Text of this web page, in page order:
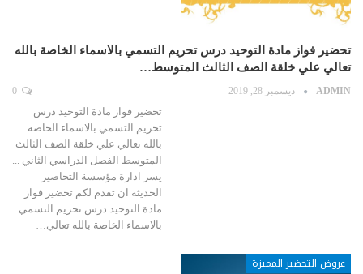
تحضير فواز مادة التوحيد درس تحريم التسمي بالاسماء الخاصة بالله
تعالي علي خلقة الصف الثالث المتوسط…
ADMIN ديسمبر 28, 2019
تحضير فواز مادة التوحيد درس
تحريم التسمي بالاسماء الخاصة
بالله تعالي علي خلقة الصف الثالث
المتوسط الفصل الدراسي الثاني ...
يسر ادارة مؤسسة التحاضير
الحديثة ان تقدم لكم تحضير فواز
مادة التوحيد درس تحريم التسمي
بالاسماء الخاصة بالله تعالي…
عروض التحضير المميزة